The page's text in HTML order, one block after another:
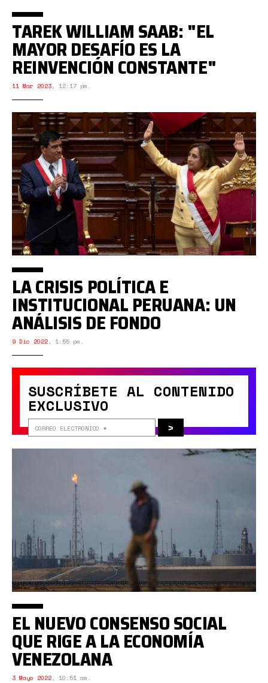
TAREK WILLIAM SAAB: "EL
MAYOR DESAFÍO ES LA
REINVENCIÓN CONSTANTE"
11 Mar 2023, 12:17 pm.
SUSCRÍBETE AL CONTENIDO
EXCLUSIVO
>
LA CRISIS POLÍTICA E
INSTITUCIONAL PERUANA: UN
ANÁLISIS DE FONDO
9 Dic 2022, 1:55 pm.
EL NUEVO CONSENSO SOCIAL
QUE RIGE A LA ECONOMÍA
VENEZOLANA
3 Mayo 2022, 10:51 am.